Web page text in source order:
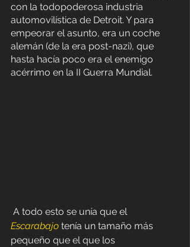
con la todopoderosa industria
automovilística de Detroit. Y para
empeorar el asunto, era un coche
alemán (de la era post-nazi), que
hasta hacía poco era el enemigo
acérrimo en la II Guerra Mundial.
A todo esto se unía que el
Escarabajo tenía un tamaño más
pequeño que el que los